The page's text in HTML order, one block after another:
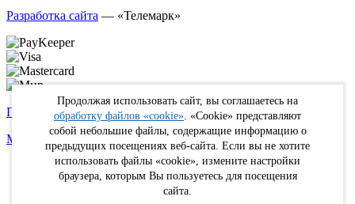
Разработка сайта — «Телемарк»
Политика в отношении обработки персональных данных
Max
WhatsApp Telegram вКонтакте Youtube Rutube
Продолжая использовать сайт, вы соглашаетесь на
обработку файлов «cookie» . «Cookie» представляют
собой небольшие файлы, содержащие информацию о
предыдущих посещениях веб-сайта. Если вы не хотите
использовать файлы «cookie», измените настройки
браузера, которым Вы пользуетесь для посещения
сайта.
Online